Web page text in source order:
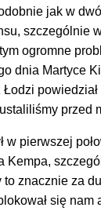
jak w
szczególnie
ogromne
dnia Martyce
przed
w pierwszej
Kempa,
znacznie za
się